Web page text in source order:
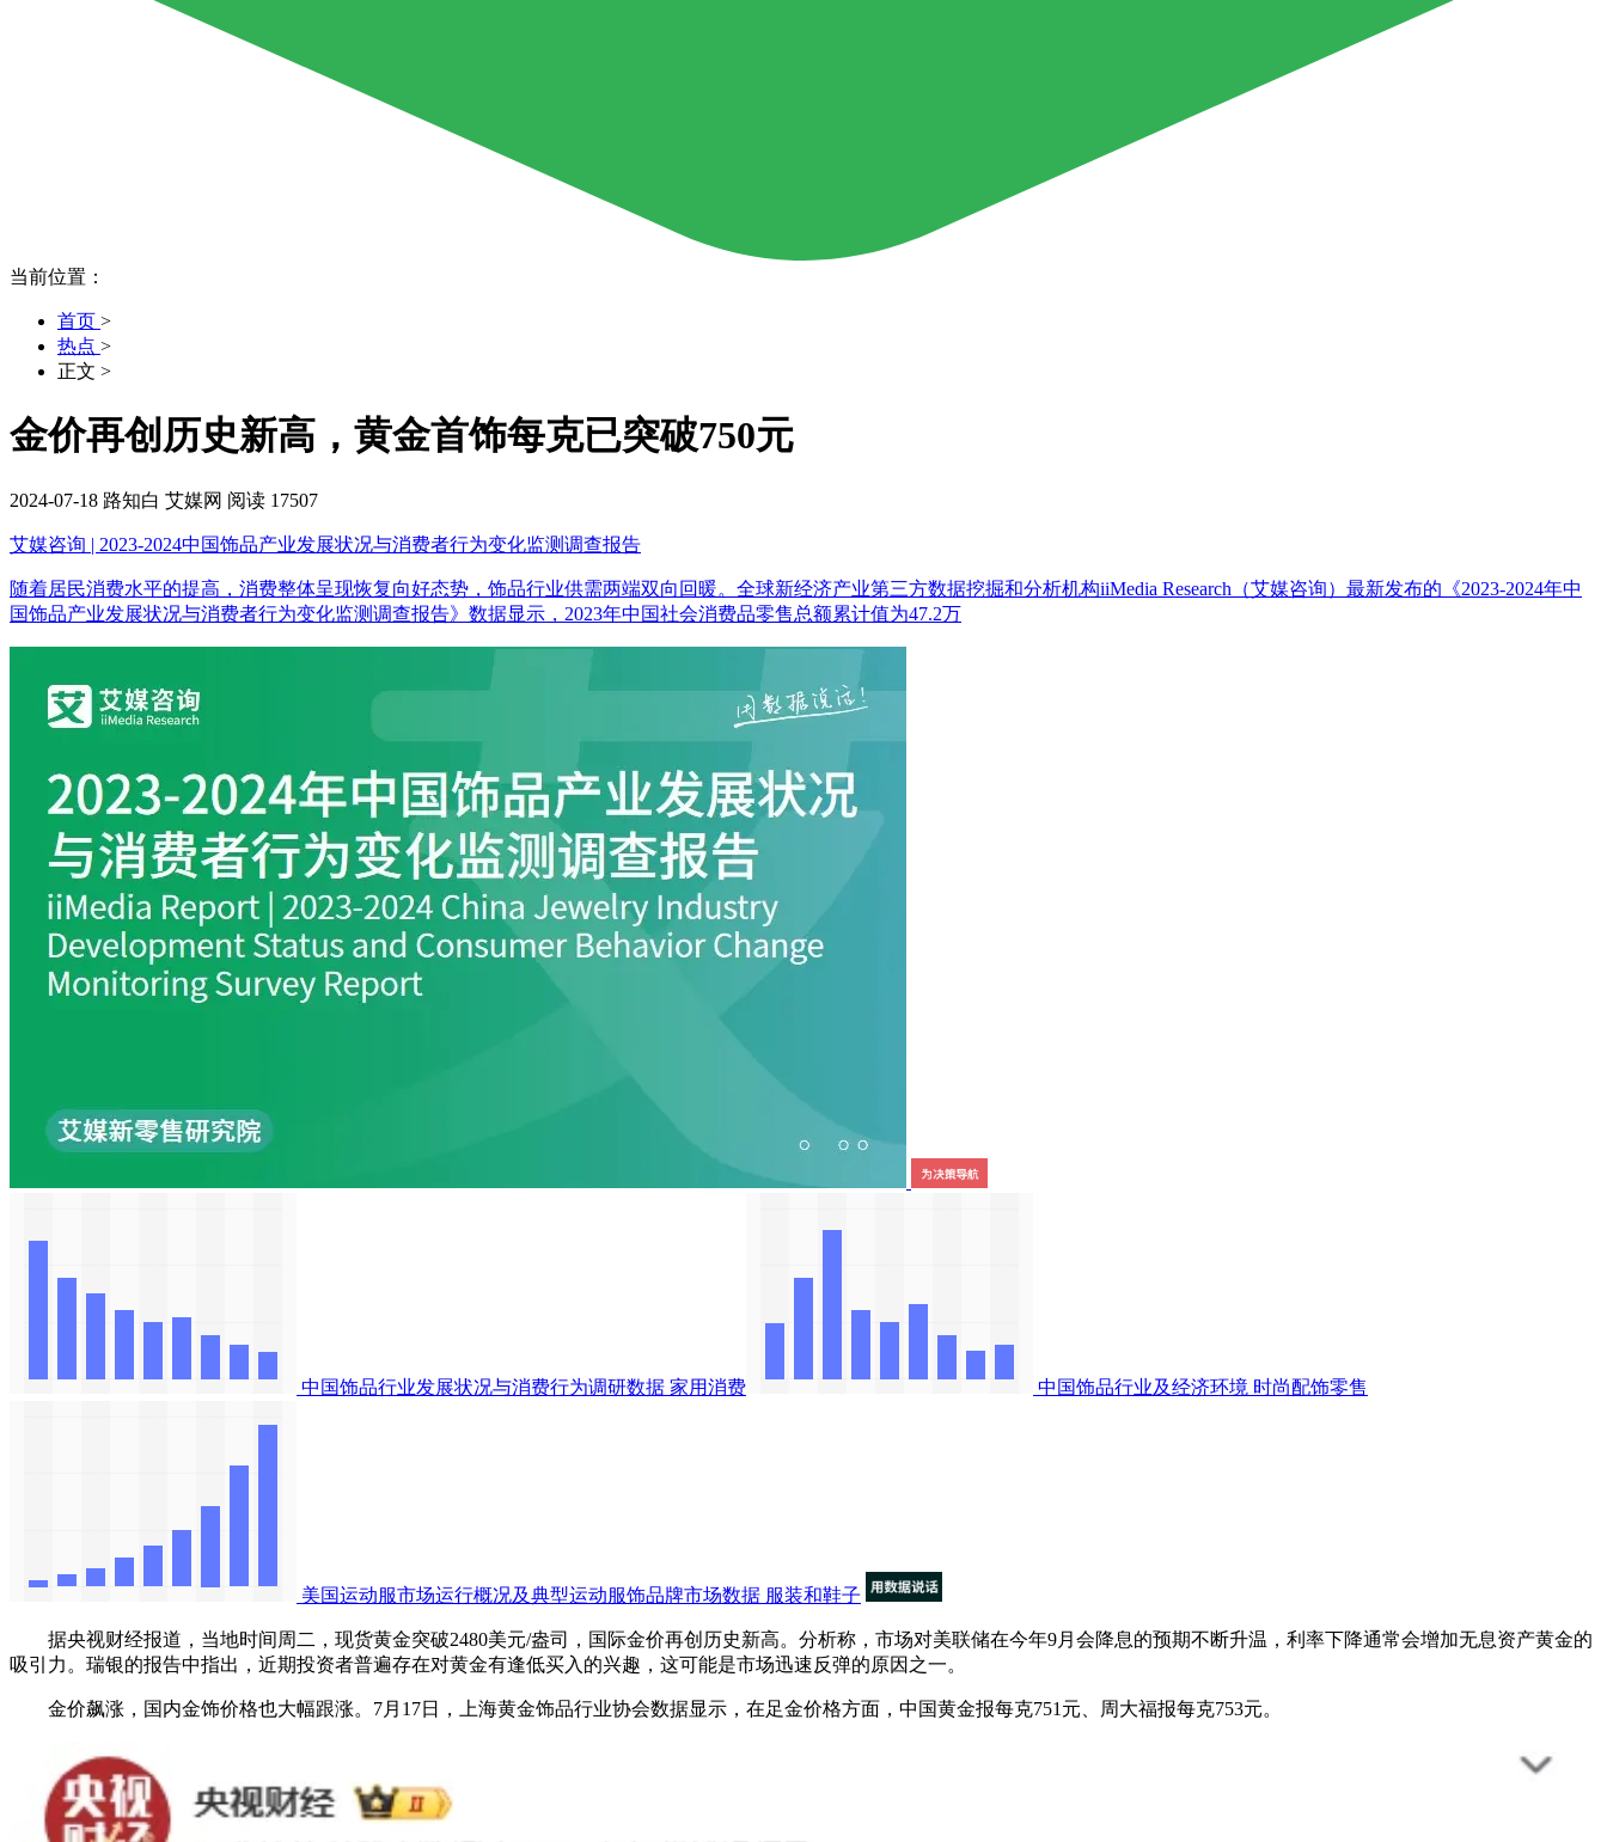
当前位置：
首页 >
热点 >
正文 >
金价再创历史新高，黄金首饰每克已突破750元
2024-07-18 路知白 艾媒网 阅读 17507
艾媒咨询 | 2023-2024中国饰品产业发展状况与消费者行为变化监测调查报告
随着居民消费水平的提高，消费整体呈现恢复向好态势，饰品行业供需两端双向回暖。全球新经济产业第三方数据挖掘和分析机构iiMedia Research（艾媒咨询）最新发布的《2023-2024年中
国饰品产业发展状况与消费者行为变化监测调查报告》数据显示，2023年中国社会消费品零售总额累计值为47.2万
中国饰品行业发展状况与消费行为调研数据 家用消费 中国饰品行业及经济环境 时尚配饰零售
美国运动服市场运行概况及典型运动服饰品牌市场数据 服装和鞋子
据央视财经报道，当地时间周二，现货黄金突破2480美元/盎司，国际金价再创历史新高。分析称，市场对美联储在今年9月会降息的预期不断升温，利率下降通常会增加无息资产黄金的
吸引力。瑞银的报告中指出，近期投资者普遍存在对黄金有逢低买入的兴趣，这可能是市场迅速反弹的原因之一。
金价飙涨，国内金饰价格也大幅跟涨。7月17日，上海黄金饰品行业协会数据显示，在足金价格方面，中国黄金报每克751元、周大福报每克753元。